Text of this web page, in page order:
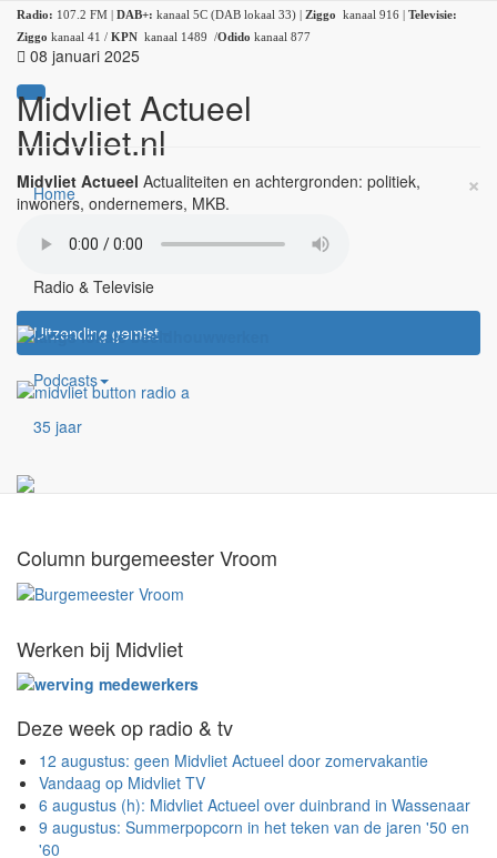
Radio: 107.2 FM | DAB+: kanaal 5C (DAB lokaal 33) | Ziggo kanaal 916 | Televisie:
Ziggo kanaal 41 / KPN kanaal 1489 /Odido kanaal 877
Midvliet.nl
×
Home
Nieuws
Radio & Televisie
Uitzending gemist
Podcasts
35 jaar
08 januari 2025
Midvliet Actueel
Midvliet Actueel Actualiteiten en achtergronden: politiek,
inwoners, ondernemers, MKB.
Column burgemeester Vroom
Werken bij Midvliet
Deze week op radio & tv
12 augustus: geen Midvliet Actueel door zomervakantie
Vandaag op Midvliet TV
6 augustus (h): Midvliet Actueel over duinbrand in Wassenaar
9 augustus: Summerpopcorn in het teken van de jaren '50 en
'60